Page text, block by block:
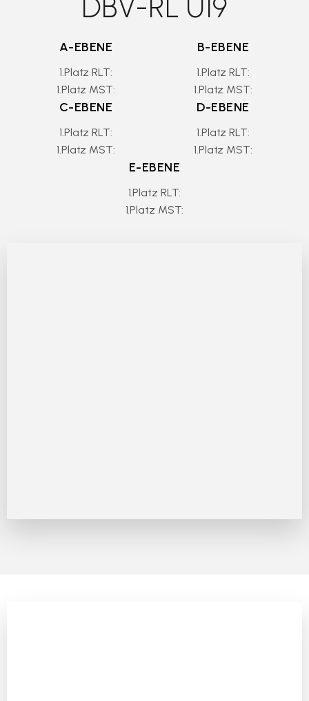
DBV-RL U19
A-EBENE
1.Platz RLT:
1.Platz MST:
B-EBENE
1.Platz RLT:
1.Platz MST:
C-EBENE
1.Platz RLT:
1.Platz MST:
D-EBENE
1.Platz RLT:
1.Platz MST:
E-EBENE
1.Platz RLT:
1.Platz MST: